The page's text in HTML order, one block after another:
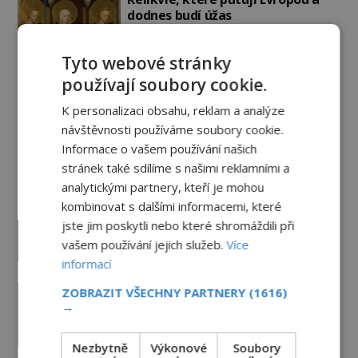
dodnes budí úžas
Železný zázrak z Indie: Proč tento
sloup už 1 600 let nezná rez?
5.8.2026 2.5TIS
Paranormální jevy
Herec Richard Dreyfuss a
muzikant Dave Grohl: Jaké mají
paranormální zážitky?
PREMIUM
Hororové zábavní parky: Straší tu
oběti nehod?
Tyto webové stránky
používají soubory cookie.
K personalizaci obsahu, reklam a analýze
návštěvnosti používáme soubory cookie.
Informace o vašem používání našich
stránek také sdílíme s našimi reklamními a
analytickými partnery, kteří je mohou
kombinovat s dalšími informacemi, které
jste jim poskytli nebo které shromáždili při
vašem používání jejich služeb.Více
informací
ZOBRAZIT VŠECHNY PARTNERY (1616)
→
Nezbytně
Výkonové
Soubory